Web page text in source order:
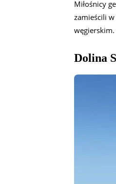
Miłośnicy
zamieścili
Dolina